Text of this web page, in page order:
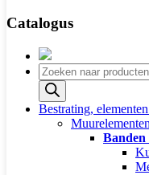
Catalogus
Producten
zoeken
Bestrating,
Banden